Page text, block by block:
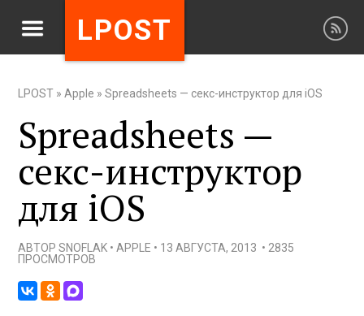
LPOST
LPOST »Apple »Spreadsheets — секс-инструктор для iOS
Spreadsheets —
секс-инструктор
для iOS
АВТОРSNOFLAK •APPLE • 13 АВГУСТА, 2013 • 2835
ПРОСМОТРОВ